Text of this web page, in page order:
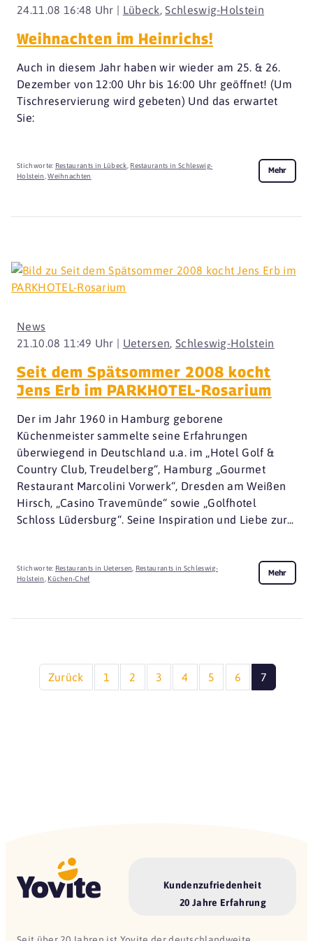
24.11.08 16:48 Uhr | Lübeck ,Schleswig-Holstein
Weihnachten im Heinrichs!
Auch in diesem Jahr haben wir wieder am 25. & 26.
Dezember von 12:00 Uhr bis 16:00 Uhr geöffnet! (Um
Tischreservierung wird gebeten) Und das erwartet
Sie:
Stichworte: Restaurants in Lübeck, Restaurants in Schleswig-
Holstein,Weihnachten
Mehr
21.10.08 11:49 Uhr | Uetersen, Schleswig-Holstein
News
Seit dem Spätsommer 2008 kocht
Jens Erb im PARKHOTEL-Rosarium
Der im Jahr 1960 in Hamburg geborene
Küchenmeister sammelte seine Erfahrungen
überwiegend in Deutschland u.a. im „Hotel Golf &
Country Club, Treudelberg“, Hamburg „Gourmet
Restaurant Marcolini Vorwerk“, Dresden am Weißen
Hirsch, „Casino Travemünde“ sowie „Golfhotel
Schloss Lüdersburg“. Seine Inspiration und Liebe zur...
Stichworte: Restaurants in Uetersen
Restaurants in Schleswig-
Holstein
Küchen-Chef
Mehr
Zurück 1 2 3 4 5 6 7
Kundenzufriedenheit
20 Jahre Erfahrung